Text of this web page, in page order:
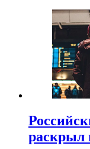
раскрыл